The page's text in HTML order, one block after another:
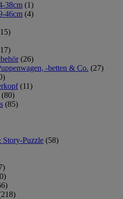
38cm (1)
46cm (4)
(26)
-betten & Co. (27)
(11)
(80)
(85)
Puzzle (58)